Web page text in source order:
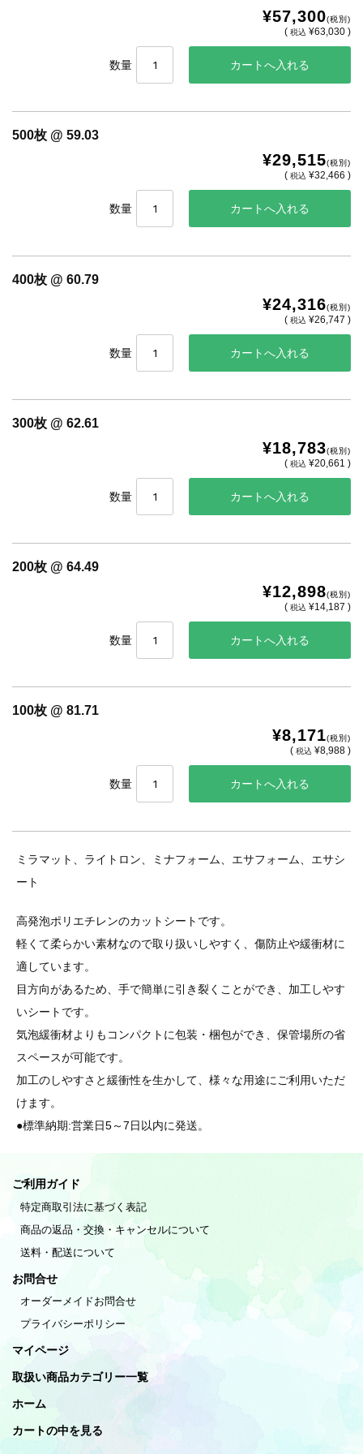
¥57,300(税別)
(税込 ¥63,030 )
数量
500枚 @ 59.03
¥29,515(税別)
(税込 ¥32,466 )
数量
400枚 @ 60.79
¥24,316(税別)
(税込 ¥26,747 )
数量
300枚 @ 62.61
¥18,783(税別)
(税込 ¥20,661 )
数量
200枚 @ 64.49
¥12,898(税別)
(税込 ¥14,187 )
数量
100枚 @ 81.71
¥8,171(税別)
(税込 ¥8,988 )
数量
ミラマット、ライトロン、ミナフォーム、エサフォーム、エサシ
ート
高発泡ポリエチレンのカットシートです。
軽くて柔らかい素材なので取り扱いしやすく、傷防止や緩衝材に
適しています。
目方向があるため、手で簡単に引き裂くことができ、加工しやす
いシートです。
気泡緩衝材よりもコンパクトに包装・梱包ができ、保管場所の省
スペースが可能です。
加工のしやすさと緩衝性を生かして、様々な用途にご利用いただ
けます。
●標準納期:営業日5～7日以内に発送。
ご利用ガイド
特定商取引法に基づく表記
商品の返品・交換・キャンセルについて
送料・配送について
お問合せ
オーダーメイドお問合せ
プライバシーポリシー
マイページ
取扱い商品カテゴリー一覧
ホーム
カートの中を見る